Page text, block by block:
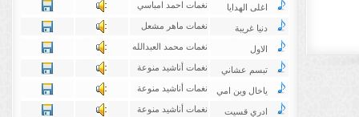
اغلى الهدايا نغمات احمد امباسي
دنيا غريبة نغمات ماهر مشعل
الاول نغمات محمد العبدالله
تبسم عشاني نغمات أناشيد منوعة
ياخال وين امي نغمات أناشيد منوعة
ادري قسيت نغمات أناشيد منوعة